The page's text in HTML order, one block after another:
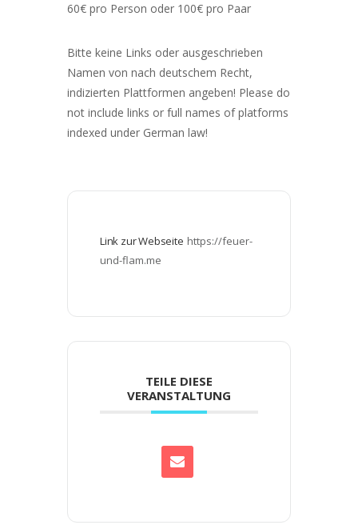
60€ pro Person oder 100€ pro Paar
Bitte keine Links oder ausgeschrieben
Namen von nach deutschem Recht,
indizierten Plattformen angeben! Please do
not include links or full names of platforms
indexed under German law!
Link zur Webseite https://feuer-
und-flam.me
TEILE DIESE
VERANSTALTUNG